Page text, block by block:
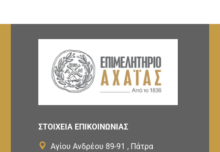
ΣΤΟΙΧΕΙΑ ΕΠΙΚΟΙΝΩΝΙΑΣ
Αγίου Ανδρέου 89-91 , Πάτρα